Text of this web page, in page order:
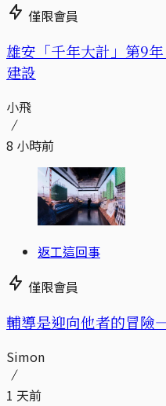
僅限會員
雄安「千年大計」第9
建設
小飛
8 小時前
返工這回事
僅限會員
輔導是迎向他者的冒
Simon
1 天前